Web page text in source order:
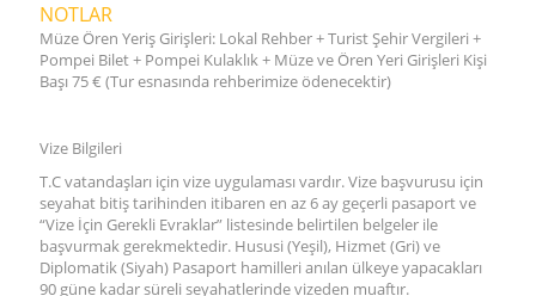
NOTLAR
Müze Ören Yeriş Girişleri: Lokal Rehber + Turist Şehir Vergileri +
Pompei Bilet + Pompei Kulaklık + Müze ve Ören Yeri Girişleri Kişi
Başı 75 € (Tur esnasında rehberimize ödenecektir)
Vize Bilgileri
T.C vatandaşları için vize uygulaması vardır. Vize başvurusu için
seyahat bitiş tarihinden itibaren en az 6 ay geçerli pasaport ve
“Vize İçin Gerekli Evraklar” listesinde belirtilen belgeler ile
başvurmak gerekmektedir. Hususi (Yeşil), Hizmet (Gri) ve
Diplomatik (Siyah) Pasaport hamilleri anılan ülkeye yapacakları
90 güne kadar süreli seyahatlerinde vizeden muaftır.